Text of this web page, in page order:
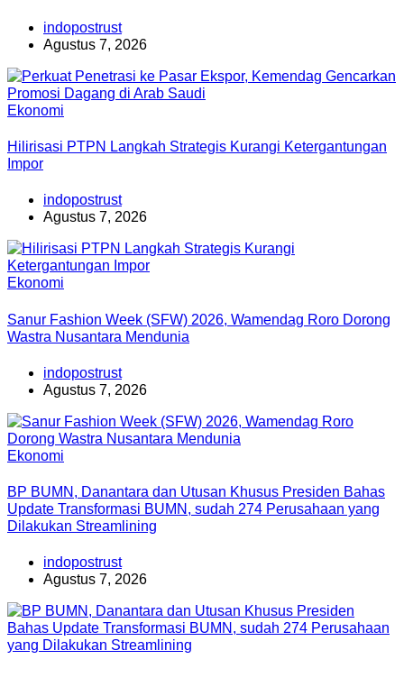
indopostrust
Agustus 7, 2026
Ekonomi
Hilirisasi PTPN Langkah Strategis Kurangi Ketergantungan
Impor
indopostrust
Agustus 7, 2026
Ekonomi
Sanur Fashion Week (SFW) 2026, Wamendag Roro Dorong
Wastra Nusantara Mendunia
indopostrust
Agustus 7, 2026
Ekonomi
BP BUMN, Danantara dan Utusan Khusus Presiden Bahas
Update Transformasi BUMN, sudah 274 Perusahaan yang
Dilakukan Streamlining
indopostrust
Agustus 7, 2026